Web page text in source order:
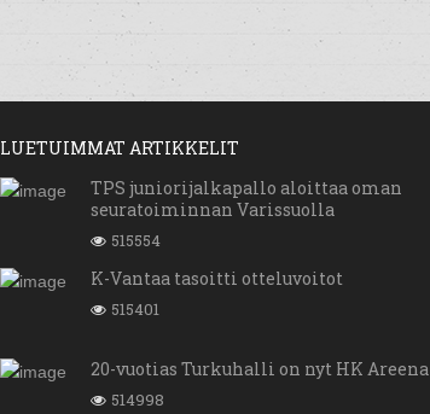
LUETUIMMAT ARTIKKELIT
TPS juniorijalkapallo aloittaa oman
seuratoiminnan Varissuolla
515554
K-Vantaa tasoitti otteluvoitot
515401
20-vuotias Turkuhalli on nyt HK Areena
514998